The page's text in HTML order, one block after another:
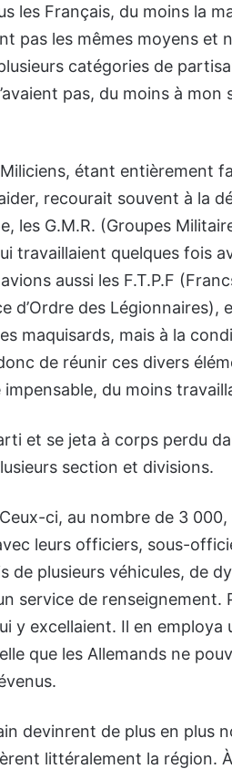
les Français, du moins la
pas les mêmes moyens et
catégories de
pas, du moins à
étant entièrement
recourait souvent à la
les G.M.R. (Groupes
travaillaient quelques fois
aussi les F.T.P.F
d’Ordre des
maquisards, mais à la
de réunir ces divers
impensable, du moins
et se jeta à corps perdu
section et divisions.
ci, au nombre de 3
leurs officiers, sous-
de plusieurs véhicules, de
service de
y excellaient. Il en employa
que les Allemands ne
devinrent de plus en plus
littéralement la région.